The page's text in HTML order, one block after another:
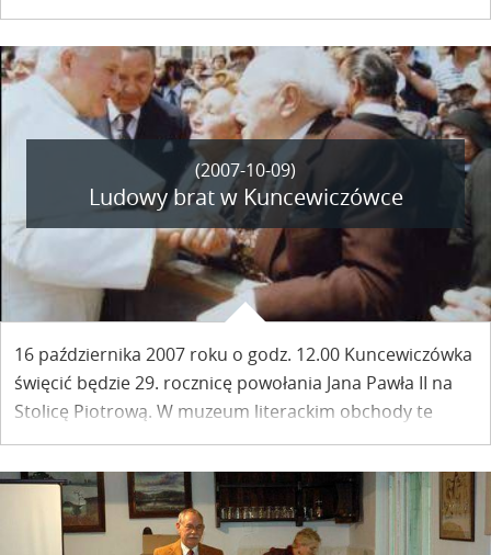
najnowszą książkę, pt. „Akt oskarżenia”.
(2007-10-09)
Ludowy brat w Kuncewiczówce
16 października 2007 roku o godz. 12.00 Kuncewiczówka
święcić będzie 29. rocznicę powołania Jana Pawła II na
Stolicę Piotrową. W muzeum literackim obchody te
muszą być wyrażane pięknym słowem i tak też się
stanie.